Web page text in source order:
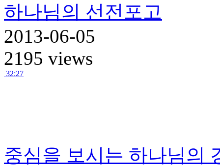
하나님의 선전포고
2013-06-05
2195 views
32:27
중심을 보시는 하나님의